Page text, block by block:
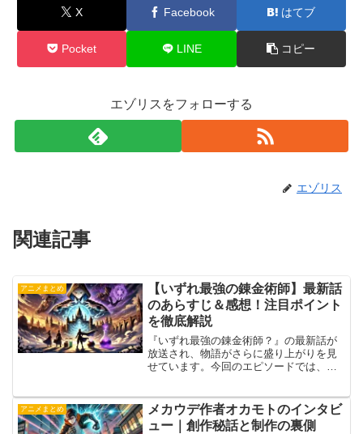
X Facebook はてブ
Pocket LINE コピー
エゾリスをフォローする
エゾリス
関連記事
アニメまとめ
【いずれ最強の錬金術師】最新話
のあらすじ＆感想！注目ポイント
を徹底解説
『いずれ最強の錬金術師？』の最新話が
放送され、物語がさらに盛り上がりを見
せています。今回のエピソードでは、主
が描かれました。この記事では、最新話
のあらすじや感想、さらに...
アニメまとめ
メカウデ作者オカモトのインタビ
ュー｜創作秘話と制作の裏側